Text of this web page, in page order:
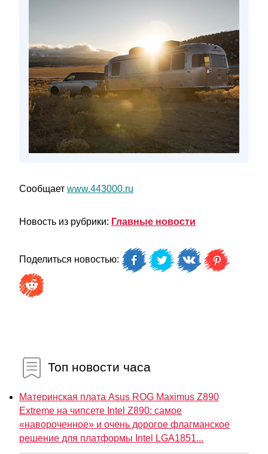
Сообщает www.443000.ru
Новость из рубрики: Главные новости
Поделиться новостью:
Топ новости часа
Материнская плата Asus ROG Maximus Z890
Extreme на чипсете Intel Z890: самое
«навороченное» и очень дорогое флагманское
решение для платформы Intel LGA1851...